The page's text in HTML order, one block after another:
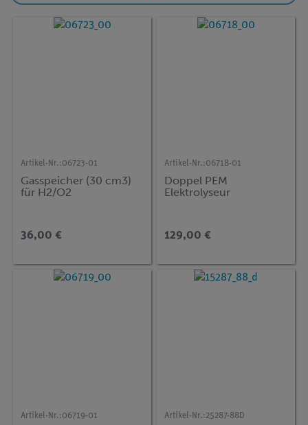
Artikel-Nr.:06723-01
Gasspeicher (30 cm3)
für H2/O2
36,00 €
Artikel-Nr.:06718-01
Doppel PEM
Elektrolyseur
129,00 €
Artikel-Nr.:06719-01 Artikel-Nr.:25287-88D